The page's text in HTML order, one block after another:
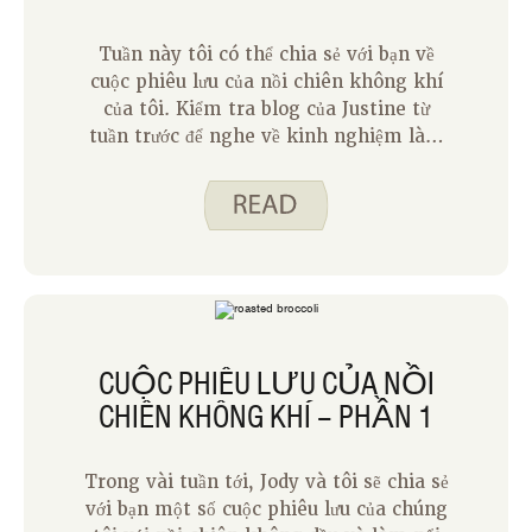
Tuần này tôi có thể chia sẻ với bạn về
cuộc phiêu lưu của nồi chiên không khí
của tôi. Kiểm tra blog của Justine từ
tuần trước để nghe về kinh nghiệm làm
chiên không khí của mình.
CUỘC PHIÊU LƯU CỦA NỒI
CHIÊN KHÔNG KHÍ – PHẦN 1
Trong vài tuần tới, Jody và tôi sẽ chia sẻ
với bạn một số cuộc phiêu lưu của chúng